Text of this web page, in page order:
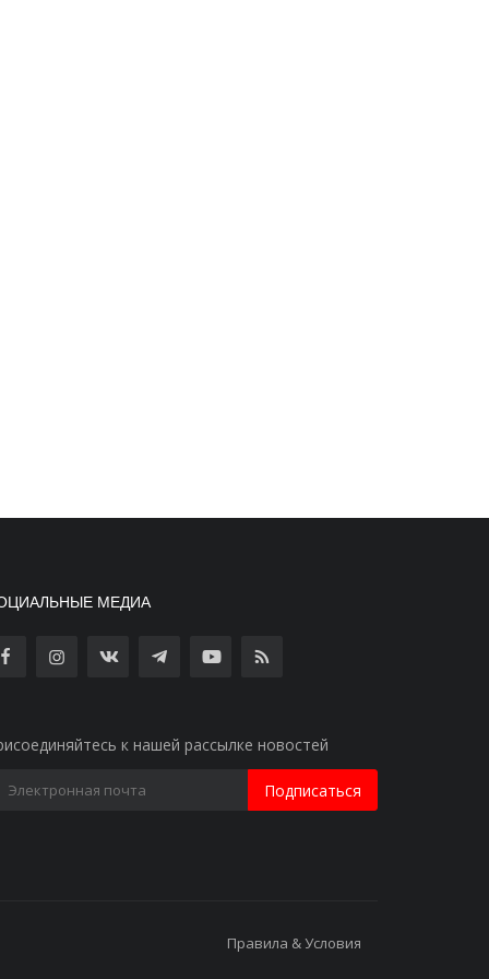
МЕДИА
к нашей рассылке новостей
Подписаться
Правила & Условия